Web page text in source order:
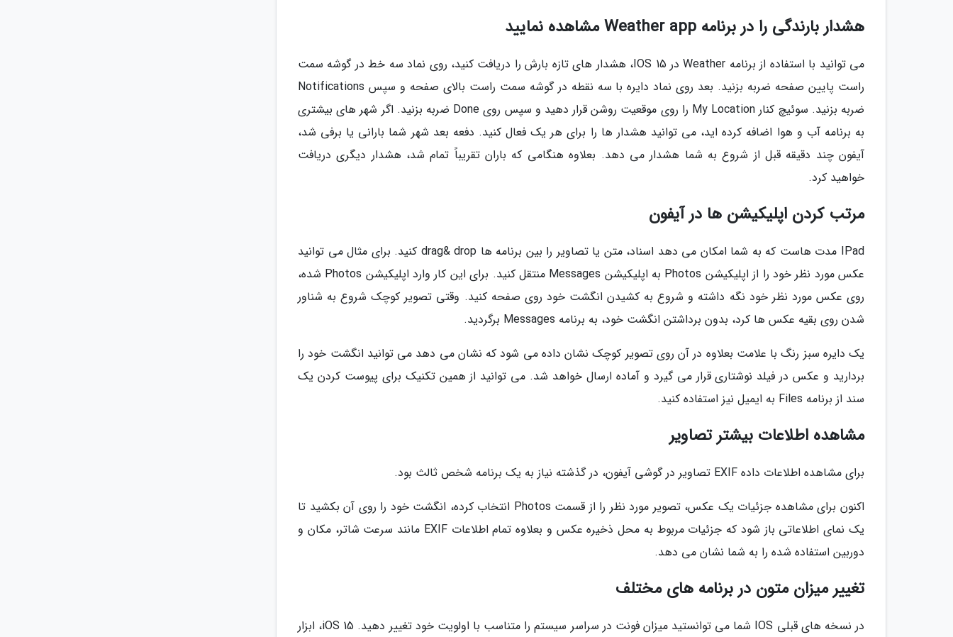
هشدار بارندگی را در برنامه Weather app مشاهده نمایید
می توانید با استفاده از برنامه Weather در IOS 15، هشدار های تازه بارش را دریافت کنید، روی نماد سه خط در گوشه سمت
راست پایین صفحه ضربه بزنید. بعد روی نماد دایره با سه نقطه در گوشه سمت راست بالای صفحه و سپس Notifications
ضربه بزنید. سوئیچ کنار My Location را روی موقعیت روشن قرار دهید و سپس روی Done ضربه بزنید. اگر شهر های بیشتری
به برنامه آب و هوا اضافه کرده اید، می توانید هشدار ها را برای هر یک فعال کنید. دفعه بعد شهر شما بارانی یا برفی شد،
آیفون چند دقیقه قبل از شروع به شما هشدار می دهد. بعلاوه هنگامی که باران تقریباً تمام شد، هشدار دیگری دریافت
خواهید کرد.
مرتب کردن اپلیکیشن ها در آیفون
IPad مدت هاست که به شما امکان می دهد اسناد، متن یا تصاویر را بین برنامه ها drag& drop کنید. برای مثال می توانید
عکس مورد نظر خود را از اپلیکیشن Photos به اپلیکیشن Messages منتقل کنید. برای این کار وارد اپلیکیشن Photos شده،
روی عکس مورد نظر خود نگه داشته و شروع به کشیدن انگشت خود روی صفحه کنید. وقتی تصویر کوچک شروع به شناور
شدن روی بقیه عکس ها کرد، بدون برداشتن انگشت خود، به برنامه Messages برگردید.
یک دایره سبز رنگ با علامت بعلاوه در آن روی تصویر کوچک نشان داده می شود که نشان می دهد می توانید انگشت خود را
بردارید و عکس در فیلد نوشتاری قرار می گیرد و آماده ارسال خواهد شد. می توانید از همین تکنیک برای پیوست کردن یک
سند از برنامه Files به ایمیل نیز استفاده کنید.
مشاهده اطلاعات بیشتر تصاویر
برای مشاهده اطلاعات داده EXIF تصاویر در گوشی آیفون، در گذشته نیاز به یک برنامه شخص ثالث بود.
اکنون برای مشاهده جزئیات یک عکس، تصویر مورد نظر را از قسمت Photos انتخاب کرده، انگشت خود را روی آن بکشید تا
یک نمای اطلاعاتی باز شود که جزئیات مربوط به محل ذخیره عکس و بعلاوه تمام اطلاعات EXIF مانند سرعت شاتر، مکان و
دوربین استفاده شده را به شما نشان می دهد.
تغییر میزان متون در برنامه های مختلف
در نسخه های قبلی IOS شما می توانستید میزان فونت در سراسر سیستم را متناسب با اولویت خود تغییر دهید. iOS 15، ابزار